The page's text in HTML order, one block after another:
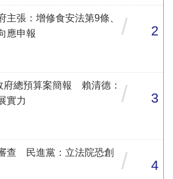
張：增修食安法第9條、
應申報
/ 2
府總預算案簡報 賴清德：
實力
/ 3
查 民進黨：立法院恐創
/ 4